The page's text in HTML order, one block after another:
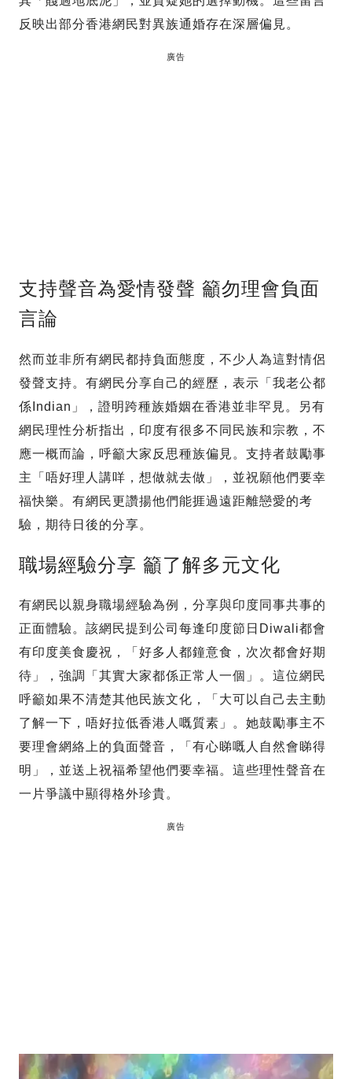
反映出部分香港網民對異族通婚存在深層偏見。
廣告
支持聲音為愛情發聲 籲勿理會負面
言論
然而並非所有網民都持負面態度，不少人為這對情侶
發聲支持。有網民分享自己的經歷，表示「我老公都
係Indian」，證明跨種族婚姻在香港並非罕見。另有
網民理性分析指出，印度有很多不同民族和宗教，不
應一概而論，呼籲大家反思種族偏見。支持者鼓勵事
主「唔好理人講咩，想做就去做」，並祝願他們要幸
福快樂。有網民更讚揚他們能捱過遠距離戀愛的考
驗，期待日後的分享。
職場經驗分享 籲了解多元文化
有網民以親身職場經驗為例，分享與印度同事共事的
正面體驗。該網民提到公司每逢印度節日Diwali都會
有印度美食慶祝，「好多人都鐘意食，次次都會好期
待」，強調「其實大家都係正常人一個」。這位網民
呼籲如果不清楚其他民族文化，「大可以自己去主動
了解一下，唔好拉低香港人嘅質素」。她鼓勵事主不
要理會網絡上的負面聲音，「有心睇嘅人自然會睇得
明」，並送上祝福希望他們要幸福。這些理性聲音在
一片爭議中顯得格外珍貴。
廣告